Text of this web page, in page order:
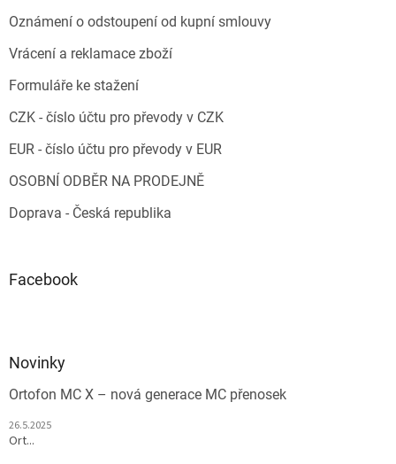
Oznámení o odstoupení od kupní smlouvy
Vrácení a reklamace zboží
Formuláře ke stažení
CZK - číslo účtu pro převody v CZK
EUR - číslo účtu pro převody v EUR
OSOBNÍ ODBĚR NA PRODEJNĚ
Doprava - Česká republika
Facebook
Novinky
Ortofon MC X – nová generace MC přenosek
26.5.2025
Ort...